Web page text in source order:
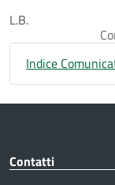
L.B.
Indice
Contatti